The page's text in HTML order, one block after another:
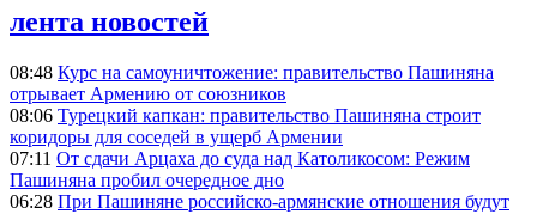
лента новостей
08:48 Курс на самоуничтожение: правительство Пашиняна
отрывает Армению от союзников
08:06 Турецкий капкан: правительство Пашиняна строит
коридоры для соседей в ущерб Армении
07:11 От сдачи Арцаха до суда над Католикосом: Режим
Пашиняна пробил очередное дно
06:28 При Пашиняне российско-армянские отношения будут